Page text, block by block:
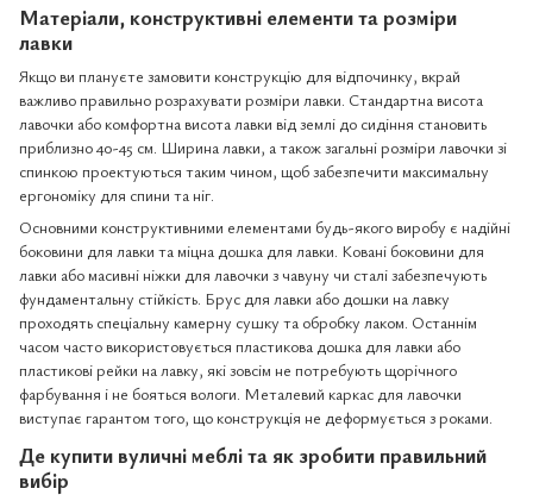
Матеріали, конструктивні елементи та розміри
лавки
Якщо ви плануєте замовити конструкцію для відпочинку, вкрай
важливо правильно розрахувати розміри лавки. Стандартна висота
лавочки або комфортна висота лавки від землі до сидіння становить
приблизно 40-45 см. Ширина лавки, а також загальні розміри лавочки зі
спинкою проектуються таким чином, щоб забезпечити максимальну
ергономіку для спини та ніг.
Основними конструктивними елементами будь-якого виробу є надійні
боковини для лавки та міцна дошка для лавки. Ковані боковини для
лавки або масивні ніжки для лавочки з чавуну чи сталі забезпечують
фундаментальну стійкість. Брус для лавки або дошки на лавку
проходять спеціальну камерну сушку та обробку лаком. Останнім
часом часто використовується пластикова дошка для лавки або
пластикові рейки на лавку, які зовсім не потребують щорічного
фарбування і не бояться вологи. Металевий каркас для лавочки
виступає гарантом того, що конструкція не деформується з роками.
Де купити вуличні меблі та як зробити правильний
вибір